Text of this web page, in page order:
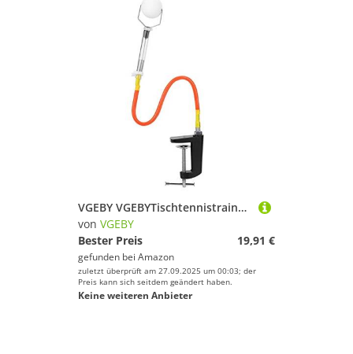
VGEBY VGEBYTischtennistrainer, Pong Trainer Trainingsroboter Fixed Rapid Rebound Pong Ball Clip Tischtennis Trainer Tischtenniszubeh?r
von VGEBY
Bester Preis
19,91 €
gefunden bei Amazon
zuletzt überprüft am 27.09.2025 um 00:03; der
Preis kann sich seitdem geändert haben.
Keine weiteren Anbieter